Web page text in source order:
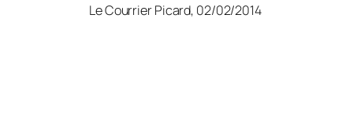
Le Courrier Picard, 02/02/2014